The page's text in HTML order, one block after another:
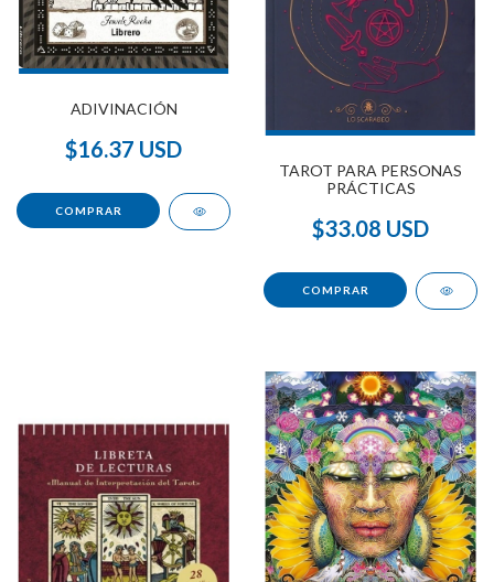
ADIVINACIÓN
$16.37 USD
TAROT PARA PERSONAS
PRÁCTICAS
$33.08 USD